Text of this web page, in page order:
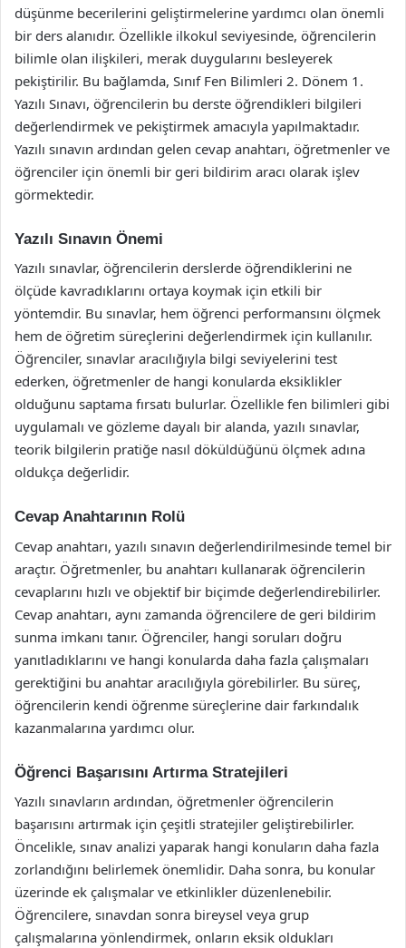
düşünme becerilerini geliştirmelerine yardımcı olan önemli
bir ders alanıdır. Özellikle ilkokul seviyesinde, öğrencilerin
bilimle olan ilişkileri, merak duygularını besleyerek
pekiştirilir. Bu bağlamda, Sınıf Fen Bilimleri 2. Dönem 1.
Yazılı Sınavı, öğrencilerin bu derste öğrendikleri bilgileri
değerlendirmek ve pekiştirmek amacıyla yapılmaktadır.
Yazılı sınavın ardından gelen cevap anahtarı, öğretmenler ve
öğrenciler için önemli bir geri bildirim aracı olarak işlev
görmektedir.
Yazılı Sınavın Önemi
Yazılı sınavlar, öğrencilerin derslerde öğrendiklerini ne
ölçüde kavradıklarını ortaya koymak için etkili bir
yöntemdir. Bu sınavlar, hem öğrenci performansını ölçmek
hem de öğretim süreçlerini değerlendirmek için kullanılır.
Öğrenciler, sınavlar aracılığıyla bilgi seviyelerini test
ederken, öğretmenler de hangi konularda eksiklikler
olduğunu saptama fırsatı bulurlar. Özellikle fen bilimleri gibi
uygulamalı ve gözleme dayalı bir alanda, yazılı sınavlar,
teorik bilgilerin pratiğe nasıl döküldüğünü ölçmek adına
oldukça değerlidir.
Cevap Anahtarının Rolü
Cevap anahtarı, yazılı sınavın değerlendirilmesinde temel bir
araçtır. Öğretmenler, bu anahtarı kullanarak öğrencilerin
cevaplarını hızlı ve objektif bir biçimde değerlendirebilirler.
Cevap anahtarı, aynı zamanda öğrencilere de geri bildirim
sunma imkanı tanır. Öğrenciler, hangi soruları doğru
yanıtladıklarını ve hangi konularda daha fazla çalışmaları
gerektiğini bu anahtar aracılığıyla görebilirler. Bu süreç,
öğrencilerin kendi öğrenme süreçlerine dair farkındalık
kazanmalarına yardımcı olur.
Öğrenci Başarısını Artırma Stratejileri
Yazılı sınavların ardından, öğretmenler öğrencilerin
başarısını artırmak için çeşitli stratejiler geliştirebilirler.
Öncelikle, sınav analizi yaparak hangi konuların daha fazla
zorlandığını belirlemek önemlidir. Daha sonra, bu konular
üzerinde ek çalışmalar ve etkinlikler düzenlenebilir.
Öğrencilere, sınavdan sonra bireysel veya grup
çalışmalarına yönlendirmek, onların eksik oldukları